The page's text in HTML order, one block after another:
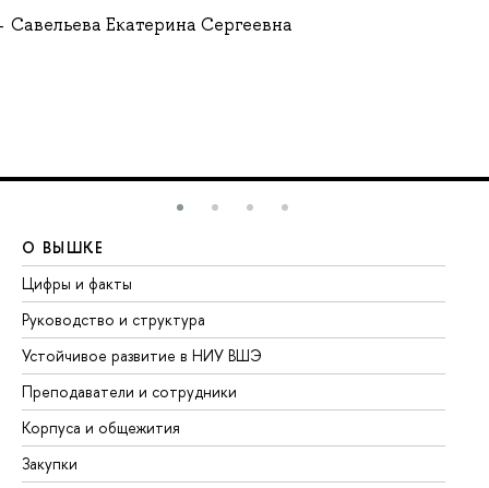
Савельева Екатерина Сергеевна
О ВЫШКЕ
Цифры и факты
Руководство и структура
Устойчивое развитие в НИУ ВШЭ
Преподаватели и сотрудники
Корпуса и общежития
Закупки